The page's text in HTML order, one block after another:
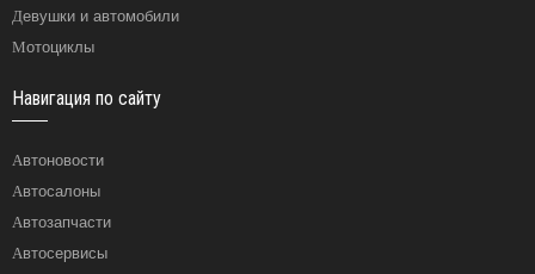
Девушки и автомобили
Мотоциклы
Навигация по сайту
Автоновости
Автосалоны
Автозапчасти
Автосервисы